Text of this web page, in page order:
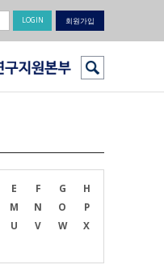
회원가입
E F G
H
M N O
P
U V W
X